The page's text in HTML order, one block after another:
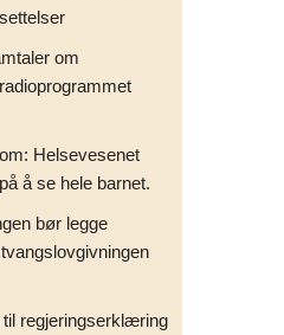
om
Helsevesenet
å se hele barnet.
bør legge
til regjeringserklæring